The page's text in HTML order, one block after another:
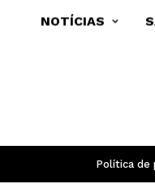
Política de
NOTÍCIAS